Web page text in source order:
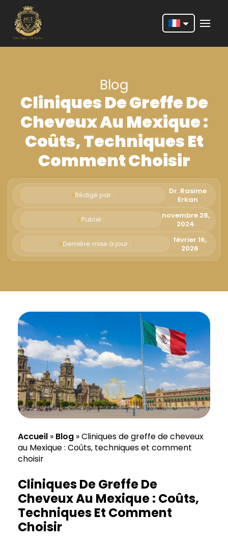
Deutsch
Português
Español
Türkçe
Italiano
Русский
Български
Blog
Cliniques De Greffe De
Cheveux Au Mexique :
Coûts, Techniques Et
Comment Choisir
Rédigé par :
Dr. Rasime
Erkan
Publié :
novembre 28,
2024
Dernière mise à jour :
février 16,
2026
Accueil » Blog »Cliniques de greffe de cheveux
au Mexique : Coûts, techniques et comment
choisir
Cliniques De Greffe De
Cheveux Au Mexique : Coûts,
Techniques Et Comment
Choisir